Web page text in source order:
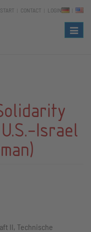
START CONTACT LOGIN
Israel
II, Technische